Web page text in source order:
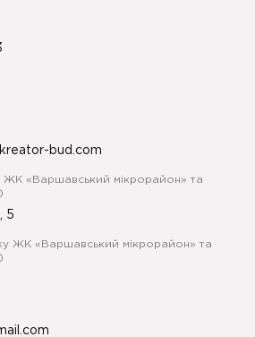
bud.com
«Варшавський мікрорайон» та
5
ЖК «Варшавський мікрорайон» та